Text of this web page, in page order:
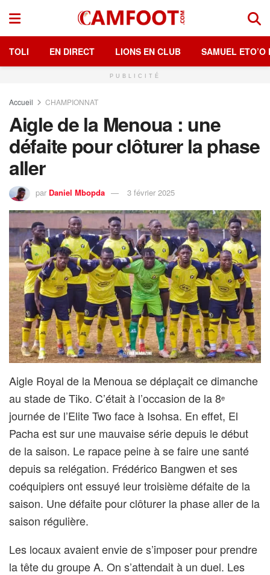
TOLI EN DIRECT LIONS EN CLUB SAMUEL ETO’O
PUBLICITÉ
Accueil CHAMPIONNAT
Aigle de la Menoua : une
défaite pour clôturer la phase
aller
par Daniel Mbopda 3 février 2025
Aigle Royal de la Menoua se déplaçait ce dimanche
au stade de Tiko. C’était à l’occasion de la 8e
journée de l’Elite Two face à Isohsa. En effet, El
Pacha est sur une mauvaise série depuis le début
de la saison. Le rapace peine à se faire une santé
depuis sa relégation. Frédérico Bangwen et ses
coéquipiers ont essuyé leur troisième défaite de la
saison. Une défaite pour clôturer la phase aller de la
saison régulière.
Les locaux avaient envie de s’imposer pour prendre
la tête du groupe A. On s’attendait à un duel. Les